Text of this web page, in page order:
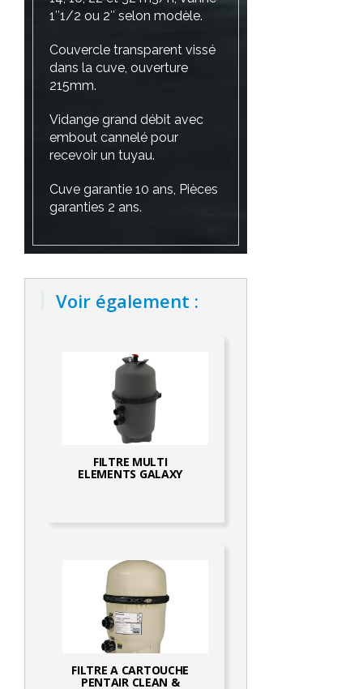
1″1/2 ou 2″ selon modèle.
Couvercle transparent vissé
dans la cuve, ouverture
215mm.
Vidange grand débit avec
embout cannelé pour
recevoir un tuyau.
Cuve garantie 10 ans, Pièces
garanties 2 ans.
Voir également :
FILTRE MULTI
ELEMENTS GALAXY
FILTRE A CARTOUCHE
PENTAIR CLEAN &